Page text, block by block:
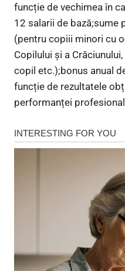
funcție de vechimea în
12 salarii de bază;sume
(pentru copiii minori cu
Copilului și a
copil etc.);bonus anual
funcție de rezultatele
performanței